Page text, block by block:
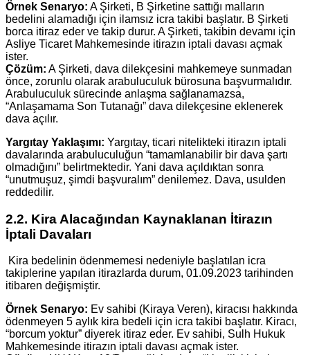
Örnek Senaryo: A Şirketi, B Şirketine sattığı malların
bedelini alamadığı için ilamsız icra takibi başlatır. B Şirketi
borca itiraz eder ve takip durur. A Şirketi, takibin devamı için
Asliye Ticaret Mahkemesinde itirazın iptali davası açmak
ister.
Çözüm: A Şirketi, dava dilekçesini mahkemeye sunmadan
önce, zorunlu olarak arabuluculuk bürosuna başvurmalıdır.
Arabuluculuk sürecinde anlaşma sağlanamazsa,
“Anlaşamama Son Tutanağı” dava dilekçesine eklenerek
dava açılır.
Yargıtay Yaklaşımı: Yargıtay, ticari nitelikteki itirazın iptali
davalarında arabuluculuğun “tamamlanabilir bir dava şartı
olmadığını” belirtmektedir. Yani dava açıldıktan sonra
“unutmuşuz, şimdi başvuralım” denilemez. Dava, usulden
reddedilir.
2.2. Kira Alacağından Kaynaklanan İtirazın
İptali Davaları
Kira bedelinin ödenmemesi nedeniyle başlatılan icra
takiplerine yapılan itirazlarda durum, 01.09.2023 tarihinden
itibaren değişmiştir.
Örnek Senaryo: Ev sahibi (Kiraya Veren), kiracısı hakkında
ödenmeyen 5 aylık kira bedeli için icra takibi başlatır. Kiracı,
“borcum yoktur” diyerek itiraz eder. Ev sahibi, Sulh Hukuk
Mahkemesinde itirazın iptali davası açmak ister.